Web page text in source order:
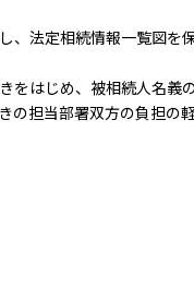
、法定相続情報一覧図を
をはじめ、被相続人名義
担当部署双方の負担の